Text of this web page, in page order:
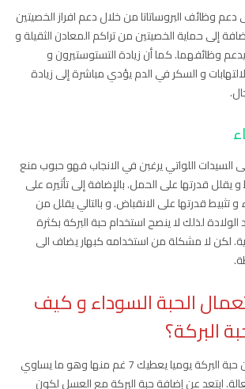
دعم وظائف البروساتاتا من خلال دعم افراز الخصيتين
إلى حماية الخصيتين من تراكم المعادن الثقيلة و
وظائفهما. كما أن زيادة التستوستيرون و
و السكر في الدم يؤدي مباشرة إلى زيادة
السيدات اللواتي يرغبن في الانجاب فهو حبوب منع
قدرتها على الحمل. بالإضافة إلى تأثيره على
تثبيط قدرتها على الانقباض. و بالتالي يقلل من
الولادة لذلك لا ينصح استخدام حبة البركة بكثرة
لكن لا مشكلة من استخدامه كبهار يضاف الى
الحبة السوداء و كيف
البركة؟
مضغ معلقة طعام من حبة البركة يوميا يعطيك 7 غم منها وهو ما يساوي
ابتعد عن إضافة حبة البركة مع العسل لكون